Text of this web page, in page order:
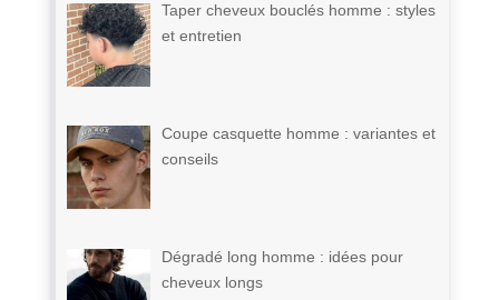
Taper cheveux bouclés homme : styles
et entretien
Coupe casquette homme : variantes et
conseils
Dégradé long homme : idées pour
cheveux longs